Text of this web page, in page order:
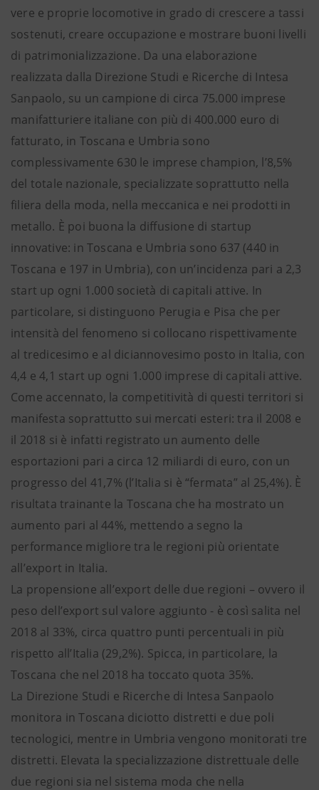
vere e proprie locomotive in grado di crescere a tassi
sostenuti, creare occupazione e mostrare buoni livelli
di patrimonializzazione. Da una elaborazione
realizzata dalla Direzione Studi e Ricerche di Intesa
Sanpaolo, su un campione di circa 75.000 imprese
manifatturiere italiane con più di 400.000 euro di
fatturato, in Toscana e Umbria sono
complessivamente 630 le imprese champion, l’8,5%
del totale nazionale, specializzate soprattutto nella
filiera della moda, nella meccanica e nei prodotti in
metallo. È poi buona la diffusione di startup
innovative: in Toscana e Umbria sono 637 (440 in
Toscana e 197 in Umbria), con un’incidenza pari a 2,3
start up ogni 1.000 società di capitali attive. In
particolare, si distinguono Perugia e Pisa che per
intensità del fenomeno si collocano rispettivamente
al tredicesimo e al diciannovesimo posto in Italia, con
4,4 e 4,1 start up ogni 1.000 imprese di capitali attive.
Come accennato, la competitività di questi territori si
manifesta soprattutto sui mercati esteri: tra il 2008 e
il 2018 si è infatti registrato un aumento delle
esportazioni pari a circa 12 miliardi di euro, con un
progresso del 41,7% (l’Italia si è “fermata” al 25,4%). È
risultata trainante la Toscana che ha mostrato un
aumento pari al 44%, mettendo a segno la
performance migliore tra le regioni più orientate
all’export in Italia.
La propensione all’export delle due regioni – ovvero il
peso dell’export sul valore aggiunto - è così salita nel
2018 al 33%, circa quattro punti percentuali in più
rispetto all’Italia (29,2%). Spicca, in particolare, la
Toscana che nel 2018 ha toccato quota 35%.
La Direzione Studi e Ricerche di Intesa Sanpaolo
monitora in Toscana diciotto distretti e due poli
tecnologici, mentre in Umbria vengono monitorati tre
distretti. Elevata la specializzazione distrettuale delle
due regioni sia nel sistema moda che nella